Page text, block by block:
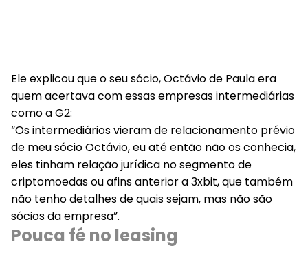
Ele explicou que o seu sócio, Octávio de Paula era
quem acertava com essas empresas intermediárias
como a G2:
“Os intermediários vieram de relacionamento prévio
de meu sócio Octávio, eu até então não os conhecia,
eles tinham relação jurídica no segmento de
criptomoedas ou afins anterior a 3xbit, que também
não tenho detalhes de quais sejam, mas não são
sócios da empresa”.
Pouca fé no leasing